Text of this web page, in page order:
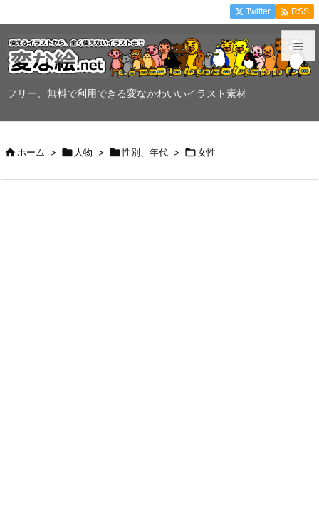
フリー、無料で利用できる変なかわいいイラスト素材


Twitter  RSS
ホーム >  人物 > 性別、年代 > 女性